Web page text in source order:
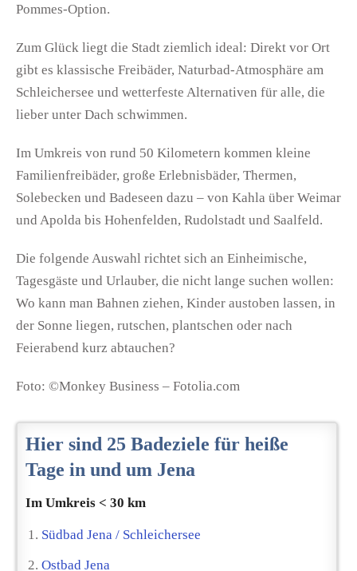
Pommes-Option.
Zum Glück liegt die Stadt ziemlich ideal: Direkt vor Ort
gibt es klassische Freibäder, Naturbad-Atmosphäre am
Schleichersee und wetterfeste Alternativen für alle, die
lieber unter Dach schwimmen.
Im Umkreis von rund 50 Kilometern kommen kleine
Familienfreibäder, große Erlebnisbäder, Thermen,
Solebecken und Badeseen dazu – von Kahla über Weimar
und Apolda bis Hohenfelden, Rudolstadt und Saalfeld.
Die folgende Auswahl richtet sich an Einheimische,
Tagesgäste und Urlauber, die nicht lange suchen wollen:
Wo kann man Bahnen ziehen, Kinder austoben lassen, in
der Sonne liegen, rutschen, plantschen oder nach
Feierabend kurz abtauchen?
Foto: ©Monkey Business – Fotolia.com
Hier sind 25 Badeziele für heiße
Tage in und um Jena
Im Umkreis < 30 km
Südbad Jena / Schleichersee
Ostbad Jena